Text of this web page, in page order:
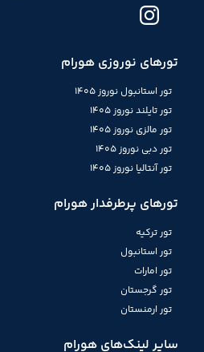
تورهای نوروزی هورام
تور استانبول نوروز 1405
تور تایلند نوروز 1405
تور مالزی نوروز 1405
تور دبی نوروز 1405
تور آنتالیا نوروز 1405
تورهای پرطرفدار هورام
تور ترکیه
تور استانبول
تور امارات
تور گرجستان
تور ارمنستان
سایر لینک‌های هورام